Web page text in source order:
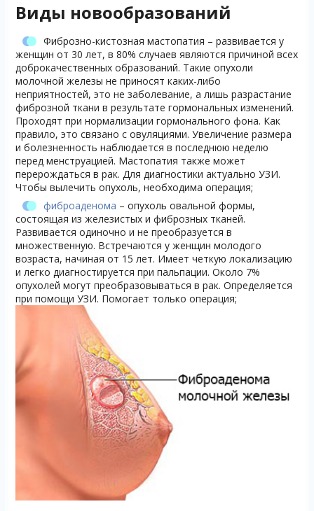
Виды новообразований
Фиброзно-кистозная мастопатия – развивается у
женщин от 30 лет, в 80% случаев являются причиной всех
доброкачественных образований. Такие опухоли
молочной железы не приносят каких-либо
неприятностей, это не заболевание, а лишь разрастание
фиброзной ткани в результате гормональных изменений.
Проходят при нормализации гормонального фона. Как
правило, это связано с овуляциями. Увеличение размера
и болезненность наблюдается в последнюю неделю
перед менструацией. Мастопатия также может
перерождаться в рак. Для диагностики актуально УЗИ.
Чтобы вылечить опухоль, необходима операция;
фиброаденома – опухоль овальной формы,
состоящая из железистых и фиброзных тканей.
Развивается одиночно и не преобразуется в
множественную. Встречаются у женщин молодого
возраста, начиная от 15 лет. Имеет четкую локализацию
и легко диагностируется при пальпации. Около 7%
опухолей могут преобразовываться в рак. Определяется
при помощи УЗИ. Помогает только операция;